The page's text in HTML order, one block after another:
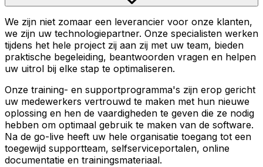
We zijn niet zomaar een leverancier voor onze klanten,
we zijn uw technologiepartner. Onze specialisten werken
tijdens het hele project zij aan zij met uw team, bieden
praktische begeleiding, beantwoorden vragen en helpen
uw uitrol bij elke stap te optimaliseren.
Onze training- en supportprogramma's zijn erop gericht
uw medewerkers vertrouwd te maken met hun nieuwe
oplossing en hen de vaardigheden te geven die ze nodig
hebben om optimaal gebruik te maken van de software.
Na de go-live heeft uw hele organisatie toegang tot een
toegewijd supportteam, selfserviceportalen, online
documentatie en trainingsmateriaal.